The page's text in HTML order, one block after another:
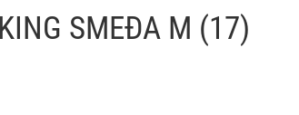
SMEĐA M (17)